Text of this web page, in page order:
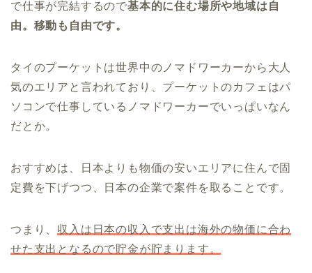
で仕事が完結するので基本的に住む場所や地域は自
由。移動も自由です。
タイのプーケットは世界中のノマドワーカーから大人
気のエリアと言われており、プーケットのカフェはパ
ソコンで仕事しているノマドワーカーでいっぱいなん
だとか。
おすすめは、日本よりも物価の安いエリアに住んで固
定費を下げつつ、日本の企業で案件を取ることです。
つまり、 収入は日本の収入で支出は海外の物価に合わ
せた支出となるので貯金が貯まります。